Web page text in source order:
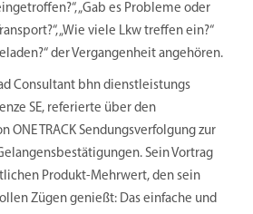
„Gab es Probleme oder
„Wie viele Lkw treffen ein?“
der Vergangenheit angehören.
Consultant bhn dienstleistungs
SE, referierte über den
ONE TRACK Sendungsverfolgung zur
Sein Vortrag
Produkt-Mehrwert, den sein
Zügen genießt: Das einfache und